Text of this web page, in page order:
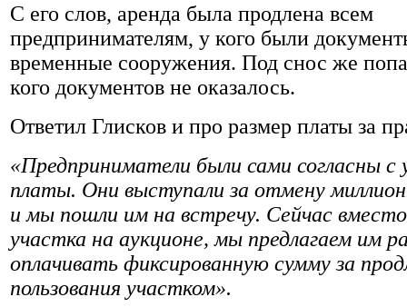
С его слов, аренда была продлена всем
предпринимателям, у кого были
временные сооружения. Под снос же
кого документов не оказалось.
Ответил Глисков и про размер платы за
«Предприниматели были сами согласны с
платы. Они выступали за отмену
и мы пошли им на встречу. Сейчас
участка на аукционе, мы предлагаем им
оплачивать фиксированную сумму за
пользования участком».